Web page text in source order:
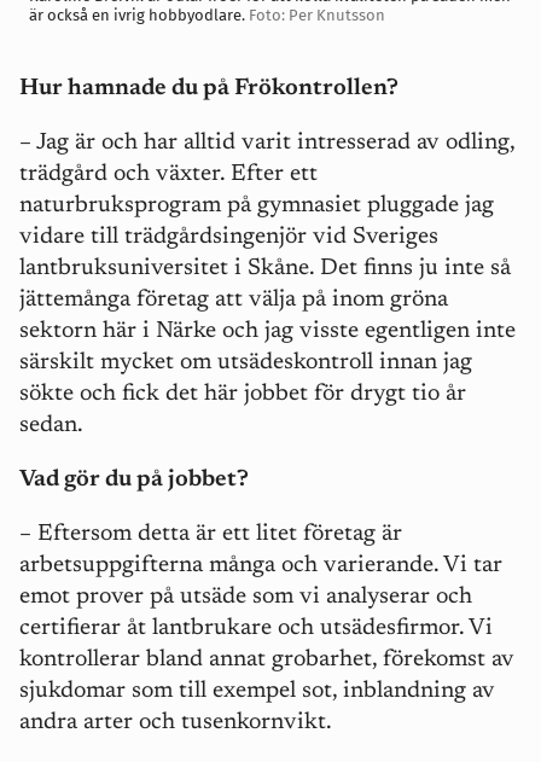
är också en ivrig hobbyodlare. Foto: Per Knutsson
Hur hamnade du på Frökontrollen?
– Jag är och har alltid varit intresserad av odling,
trädgård och växter. Efter ett
naturbruksprogram på gymnasiet pluggade jag
vidare till trädgårdsingenjör vid Sveriges
lantbruksuniversitet i Skåne. Det finns ju inte så
jättemånga företag att välja på inom gröna
sektorn här i Närke och jag visste egentligen inte
särskilt mycket om utsädeskontroll innan jag
sökte och fick det här jobbet för drygt tio år
sedan.
Vad gör du på jobbet?
– Eftersom detta är ett litet företag är
arbetsuppgifterna många och varierande. Vi tar
emot prover på utsäde som vi analyserar och
certifierar åt lantbrukare och utsädesfirmor. Vi
kontrollerar bland annat grobarhet, förekomst av
sjukdomar som till exempel sot, inblandning av
andra arter och tusenkornvikt.